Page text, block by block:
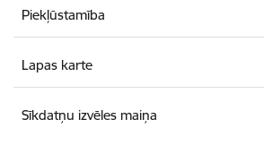
Piekļūstamība
Lapas karte
Sīkdatņu izvēles maiņa